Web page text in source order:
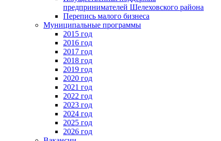
предпринимателей Шелеховского района
Перепись малого бизнеса
Муниципальные программы
2015 год
2016 год
2017 год
2018 год
2019 год
2020 год
2021 год
2022 год
2023 год
2024 год
2025 год
2026 год